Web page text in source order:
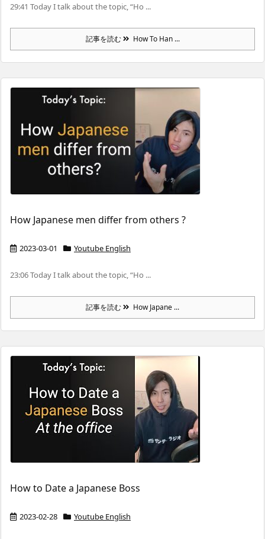
29:41 Today I talk about the topic, “Ho ...
記事を読む How To Han ...
How Japanese men differ from others ?
2023-03-01 Youtube English
23:06 Today I talk about the topic, “Ho ...
記事を読む How Japane ...
How to Date a Japanese Boss
2023-02-28 Youtube English